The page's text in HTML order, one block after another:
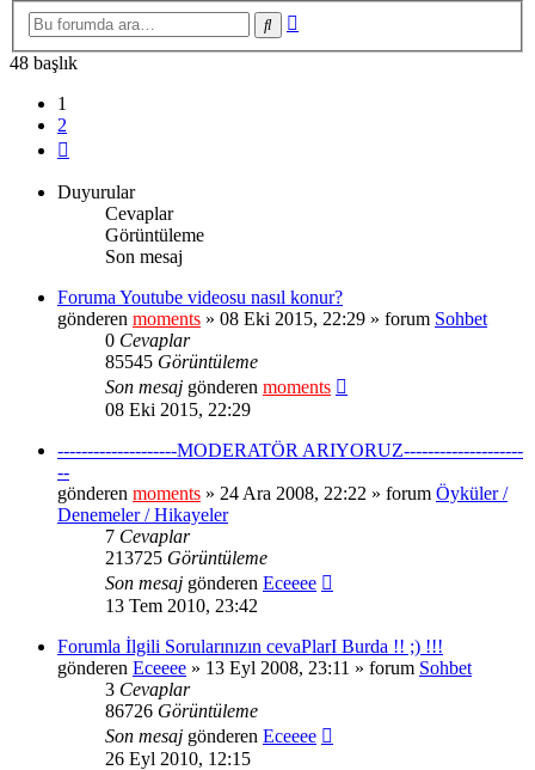
Ara
48 başlık
1
2
Duyurular
Cevaplar
Görüntüleme
Son mesaj
Foruma Youtube videosu nasıl konur?
gönderen moments » 08 Eki 2015, 22:29 » forum Sohbet
0 Cevaplar
85545 Görüntüleme
Son mesaj gönderen moments
08 Eki 2015, 22:29
--------------------MODERATÖR ARIYORUZ--------------------
--
gönderen moments » 24 Ara 2008, 22:22 » forum Öyküler /
Denemeler / Hikayeler
7 Cevaplar
213725 Görüntüleme
Son mesaj gönderen Eceeee
13 Tem 2010, 23:42
Forumla İlgili Sorularınızın cevaPlarI Burda !! ;) !!!
gönderen Eceeee » 13 Eyl 2008, 23:11 » forum Sohbet
3 Cevaplar
86726 Görüntüleme
Son mesaj gönderen Eceeee
26 Eyl 2010, 12:15